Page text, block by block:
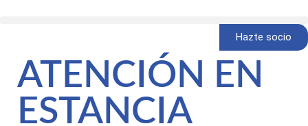
Hazte socio
ATENCIÓN EN
ESTANCIA